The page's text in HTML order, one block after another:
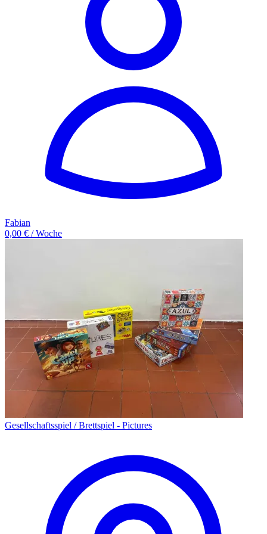
Fabian
0,00 € / Woche
Gesellschaftsspiel / Brettspiel - Pictures